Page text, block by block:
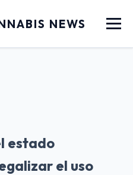
NEWS Menu
estado
el uso